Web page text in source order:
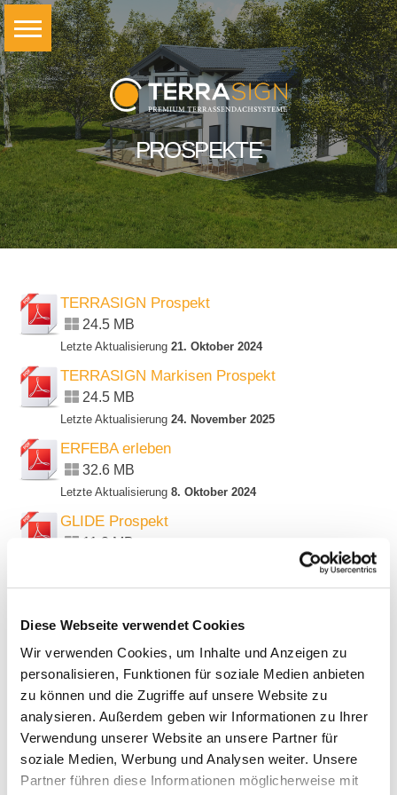
Diese Webseite verwendet Cookies
Wir verwenden Cookies, um Inhalte und Anzeigen zu
personalisieren, Funktionen für soziale Medien anbieten
zu können und die Zugriffe auf unsere Website zu
analysieren. Außerdem geben wir Informationen zu Ihrer
Verwendung unserer Website an unsere Partner für
soziale Medien, Werbung und Analysen weiter. Unsere
Partner führen diese Informationen möglicherweise mit
PROSPEKTE
TERRASIGN Prospekt
24.5 MB
Letzte Aktualisierung 21. Oktober 2024
TERRASIGN Markisen Prospekt
24.5 MB
Letzte Aktualisierung 24. November 2025
ERFEBA erleben
32.6 MB
Letzte Aktualisierung 8. Oktober 2024
GLIDE Prospekt
11.3 MB
Blätterkataloge